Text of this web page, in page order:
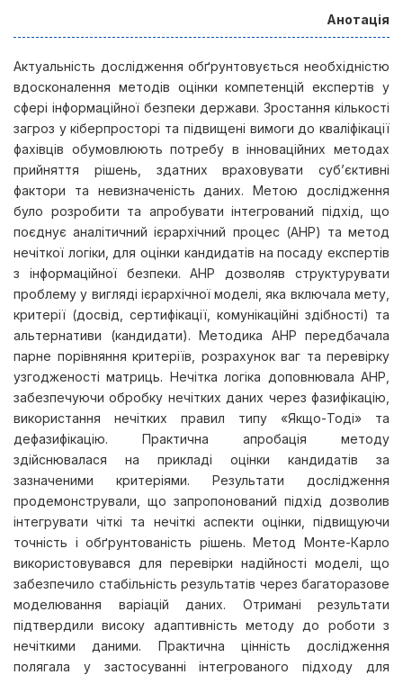
Анотація
Актуальність дослідження обґрунтовується необхідністю
вдосконалення методів оцінки компетенцій експертів у
сфері інформаційної безпеки держави. Зростання кількості
загроз у кіберпросторі та підвищені вимоги до кваліфікації
фахівців обумовлюють потребу в інноваційних методах
прийняття рішень, здатних враховувати суб’єктивні
фактори та невизначеність даних. Метою дослідження
було розробити та апробувати інтегрований підхід, що
поєднує аналітичний ієрархічний процес (АНР) та метод
нечіткої логіки, для оцінки кандидатів на посаду експертів
з інформаційної безпеки. АНР дозволяв структурувати
проблему у вигляді ієрархічної моделі, яка включала мету,
критерії (досвід, сертифікації, комунікаційні здібності) та
альтернативи (кандидати). Методика АНР передбачала
парне порівняння критеріїв, розрахунок ваг та перевірку
узгодженості матриць. Нечітка логіка доповнювала АНР,
забезпечуючи обробку нечітких даних через фазифікацію,
використання нечітких правил типу «Якщо-Тоді» та
дефазифікацію. Практична апробація методу
здійснювалася на прикладі оцінки кандидатів за
зазначеними критеріями. Результати дослідження
продемонстрували, що запропонований підхід дозволив
інтегрувати чіткі та нечіткі аспекти оцінки, підвищуючи
точність і обґрунтованість рішень. Метод Монте-Карло
використовувався для перевірки надійності моделі, що
забезпечило стабільність результатів через багаторазове
моделювання варіацій даних. Отримані результати
підтвердили високу адаптивність методу до роботи з
нечіткими даними. Практична цінність дослідження
полягала у застосуванні інтегрованого підходу для